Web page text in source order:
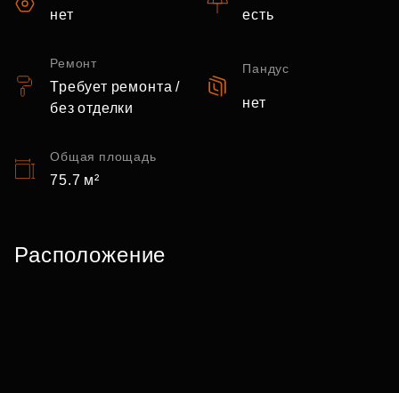
нет есть
Ремонт
Требует ремонта /
без отделки
Пандус
нет
Общая площадь
75.7 м²
Расположение